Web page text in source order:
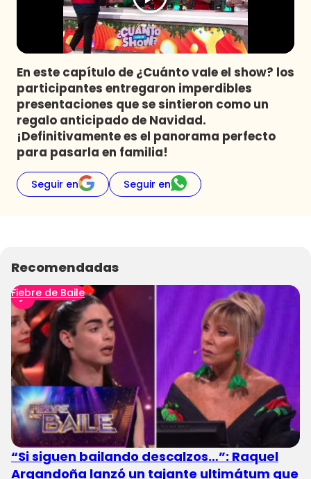
En este capítulo de ¿Cuánto vale el show? los
participantes entregaron imperdibles
presentaciones que se sintieron como un
regalo anticipado de Navidad.
¡Definitivamente es el panorama perfecto
para pasarla en familia!
Seguir en Seguir en
Recomendadas
Fiebre de Baile
“Si siguen bailando descalzos…”: Raquel
Argandoña lanzó un tajante ultimátum que
Club De La Comedia
Contigo en Directo
Plan Perfecto
El Tiempo
Sabingo
Todos Los Programas